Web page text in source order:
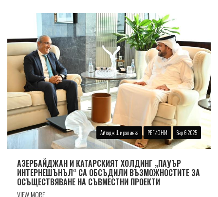
Айтадж Ширалиева РЕГИОНИ Sep 6 2025
АЗЕРБАЙДЖАН И КАТАРСКИЯТ ХОЛДИНГ „ПАУЪР
ИНТЕРНЕШЪНЪЛ“ СА ОБСЪДИЛИ ВЪЗМОЖНОСТИТЕ ЗА
ОСЪЩЕСТВЯВАНЕ НА СЪВМЕСТНИ ПРОЕКТИ
VIEW MORE